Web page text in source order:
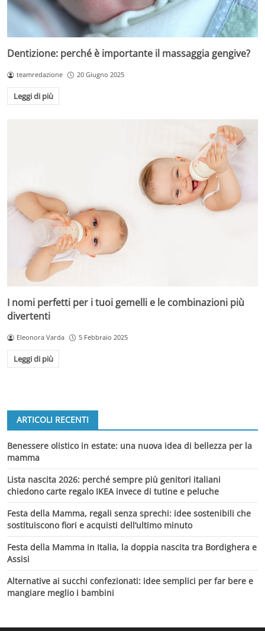
Dentizione: perché è importante il massaggia gengive?
teamredazione 20 Giugno 2025
Leggi di più
I nomi perfetti per i tuoi gemelli e le combinazioni più
divertenti
Eleonora Varda 5 Febbraio 2025
Leggi di più
ARTICOLI RECENTI
Benessere olistico in estate: una nuova idea di bellezza per la
mamma
Lista nascita 2026: perché sempre più genitori italiani
chiedono carte regalo IKEA invece di tutine e peluche
Festa della Mamma, regali senza sprechi: idee sostenibili che
sostituiscono fiori e acquisti dell’ultimo minuto
Festa della Mamma in Italia, la doppia nascita tra Bordighera e
Assisi
Alternative ai succhi confezionati: idee semplici per far bere e
mangiare meglio i bambini